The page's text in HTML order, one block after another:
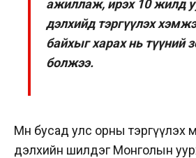
ажиллаж, ирэх 10 жилд
дэлхийд тэргүүлэх
байхыг харах нь түүний
болжээ.
Мөн бусад улс орны тэргүүлэх
дэлхийн шилдэг Монголын